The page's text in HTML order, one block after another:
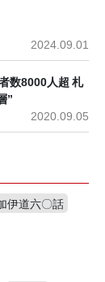
2024.09.01
数8000人超 札
”
2020.09.05
伊道六〇話